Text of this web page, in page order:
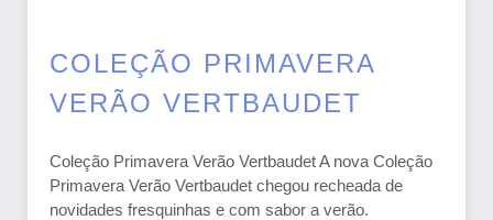
COLEÇÃO PRIMAVERA
VERÃO VERTBAUDET
Coleção Primavera Verão Vertbaudet A nova Coleção
Primavera Verão Vertbaudet chegou recheada de
novidades fresquinhas e com sabor a verão.